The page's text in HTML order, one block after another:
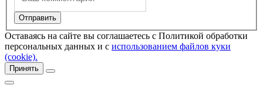
Оставаясь на сайте вы соглашаетесь с Политикой обработки
персональных данных и с использованием файлов куки
(cookie).
Принять